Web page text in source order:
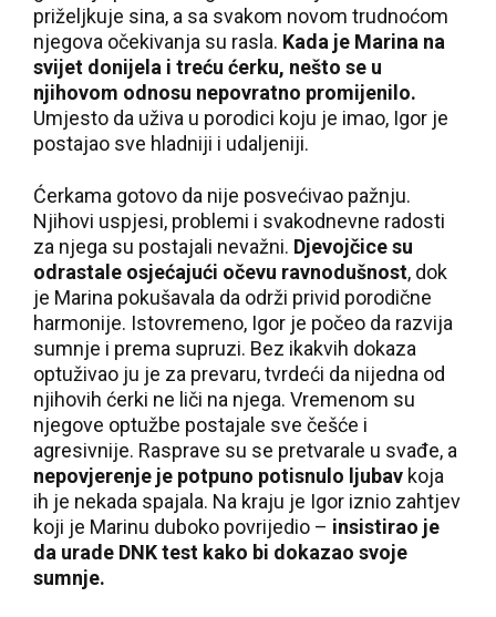
priželjkuje sina, a sa svakom novom trudnoćom
njegova očekivanja su rasla. Kada je Marina na
svijet donijela i treću ćerku, nešto se u
njihovom odnosu nepovratno promijenilo.
Umjesto da uživa u porodici koju je imao, Igor je
postajao sve hladniji i udaljeniji.
Ćerkama gotovo da nije posvećivao pažnju.
Njihovi uspjesi, problemi i svakodnevne radosti
za njega su postajali nevažni. Djevojčice su
odrastale osjećajući očevu ravnodušnost, dok
je Marina pokušavala da održi privid porodične
harmonije. Istovremeno, Igor je počeo da razvija
sumnje i prema supruzi. Bez ikakvih dokaza
optuživao ju je za prevaru, tvrdeći da nijedna od
njihovih ćerki ne liči na njega. Vremenom su
njegove optužbe postajale sve češće i
agresivnije. Rasprave su se pretvarale u svađe, a
nepovjerenje je potpuno potisnulo ljubav koja
ih je nekada spajala. Na kraju je Igor iznio zahtjev
koji je Marinu duboko povrijedio – insistirao je
da urade DNK test kako bi dokazao svoje
sumnje.